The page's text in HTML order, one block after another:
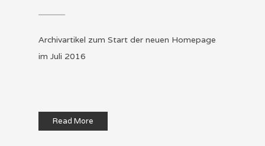
Archivartikel zum Start der neuen Homepage
im Juli 2016
Read More